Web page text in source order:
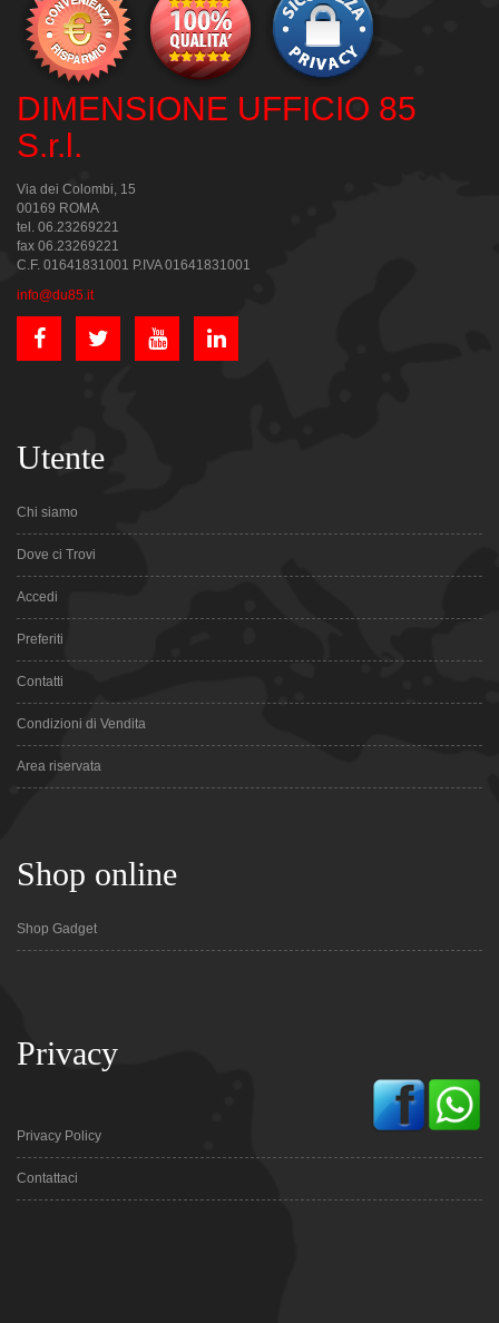
DIMENSIONE UFFICIO 85
S.r.l.
Via dei Colombi, 15
00169 ROMA
tel. 06.23269221
fax 06.23269221
C.F. 01641831001 P.IVA 01641831001
info@du85.it
Utente
Chi siamo
Dove ci Trovi
Accedi
Preferiti
Contatti
Condizioni di Vendita
Area riservata
Shop online
Shop Gadget
Privacy
Privacy Policy
Contattaci